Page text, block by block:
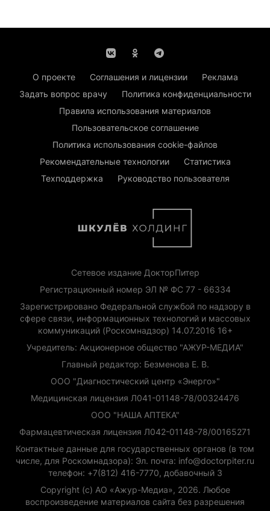
О проекте Соглашения и лицензии
Реклама
Задать вопрос врачу
Политика конфиденциальности
Правила использования материалов
Пользовательское соглашение
Политика использования cookie-файлов
Рекомендательные технологии
Статистика
Техподдержка
Руководство пользователя
Сетевое издание ДокторПитер
Регистрационный номер ЭЛ № ФС 77 - 66334
Зарегистрировано Федеральной службой по надзору в
сфере связи, информационных технологий и массовых
коммуникаций (Роскомнадзор) 14.07.2016 16+
Учредитель: Акционерное общество "АЖУР-МЕДИА"
Главный редактор: Безменова Е. В.
ООО "Диагностический центр «Энерго»"
Медицинская лицензия Л041-01148-78/00324476
ООО "НАША АПТЕКА"
Фармацевтическая лицензия Л042-01148-78/00165271
Контактные данные для государственных органов (в том
числе, для Роскомнадзора): Эл. почта: info@doctorpiter.ru
телефон: +7(812) 416-7770, добавочный 3
Copyright (с) АО «Ажур-Медиа», 2026. Любое
воспроизведение материалов сайта без разрешения